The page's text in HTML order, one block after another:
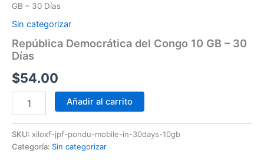
GB – 30 Días
Sin categorizar
República Democrática del Congo 10 GB – 30
Días
$54.00
Añadir al carrito
SKU: xiloxf-jpf-pondu-mobile-in-30days-10gb
Categoría: Sin categorizar